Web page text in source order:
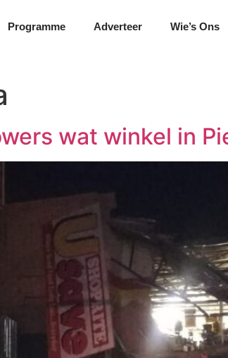
Programme Adverteer Wie’s Ons
wat winkel in